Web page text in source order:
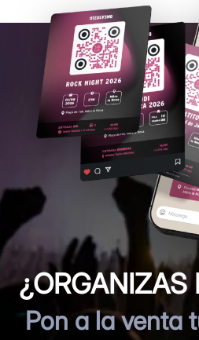
¿ORGANIZAS
Pon a la venta